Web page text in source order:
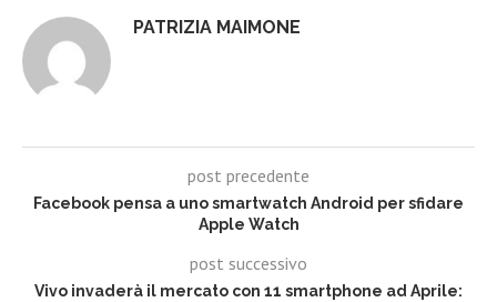
PATRIZIA MAIMONE
post precedente
Facebook pensa a uno smartwatch Android per sfidare
Apple Watch
post successivo
Vivo invaderà il mercato con 11 smartphone ad Aprile: